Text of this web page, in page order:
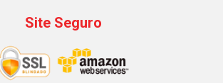
Site Seguro